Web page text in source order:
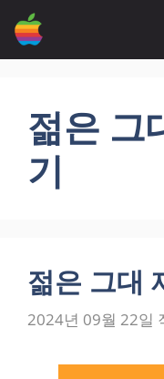
츠
젊은 그
기
젊은 그대
2024년 09월 22일